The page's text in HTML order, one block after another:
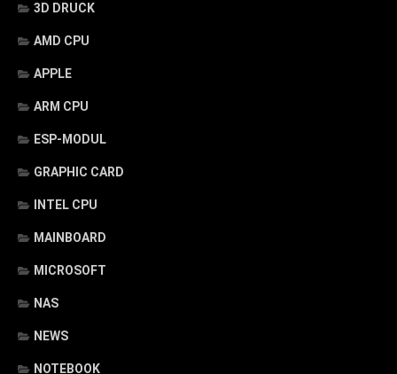
3D DRUCK
AMD CPU
APPLE
ARM CPU
ESP-MODUL
GRAPHIC CARD
INTEL CPU
MAINBOARD
MICROSOFT
NAS
NEWS
NOTEBOOK